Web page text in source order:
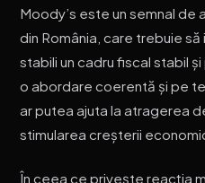
Moody’s este un semnal de
din România, care trebuie
stabili un cadru fiscal stabil
o abordare coerentă și pe
ar putea ajuta la atragerea
stimularea creșterii
În ceea ce privește reacția